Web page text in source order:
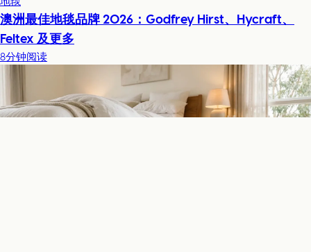
澳洲最佳地毯品牌 2026：Godfrey Hirst、Hycraft、
Feltex 及更多
8分钟阅读